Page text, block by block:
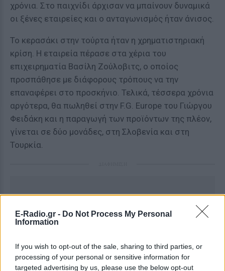
E-Radio.gr - Do Not Process My Personal
Information
If you wish to opt-out of the sale, sharing to third parties, or
processing of your personal or sensitive information for
targeted advertising by us, please use the below opt-out
χρόνια. Στο παιχνίδι άρχισαν να μπαίνουν δυναμικά
οι ξένες εταιρείες και ο ανταγωνισμός ήταν άνισος.
Το κερασάκι στην τούρτα ήταν η χρηματιστηριακή
κρίση. Η εταιρεία πέρασε στα χέρια του
επιχειρηματία Βασίλη Ζούλοβιτς, ο οποίος
προσπάθησε με διάφορους τρόπους να την
επαναφέρει στο προσκήνιο. Τελικά, τέσσερα χρόνια
αργότερα, θα πωληθεί στην F.G. Europe του Γιώργου
Φειδάκη και η παραγωγή των προϊόντων της πλέον,
γίνεται σε δύο μονάδες, στη Σλοβενία και στη
Τουρκία.